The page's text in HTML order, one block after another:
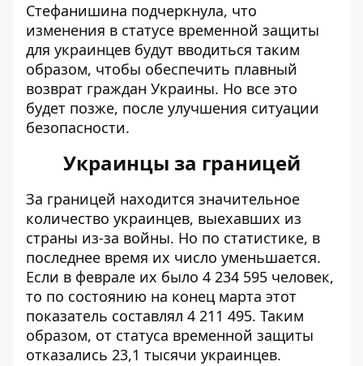
Стефанишина подчеркнула, что
изменения в статусе временной защиты
для украинцев будут вводиться таким
образом, чтобы обеспечить плавный
возврат граждан Украины. Но все это
будет позже, после улучшения ситуации
безопасности.
Украинцы за границей
За границей находится значительное
количество украинцев, выехавших из
страны из-за войны. Но по статистике, в
последнее время их число уменьшается.
Если в феврале их было 4 234 595 человек,
то по состоянию на конец марта этот
показатель составлял 4 211 495. Таким
образом, от статуса временной защиты
отказались 23,1 тысячи украинцев.